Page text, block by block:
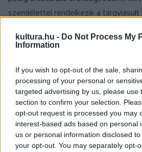
kultura.hu - Do Not Process My
Information
If you wish to opt-out of the sale,
processing of your personal or
targeted advertising by us, please use
section to confirm your selection.
opt-out request is processed you may
interest-based ads based on personal
us or personal information disclosed
your opt-out. You may separately opt-
szemlélettel rendelkezik a tárgyiasult
műtárgyvédelemről. A törvény2005.
nemzeti emlékhely, a történeti
A műemlékvédelem ügyét irányító,
szervezet a Kulturális
1957-ben alapított Országos
idén ünnepli 50 éves fennállását,